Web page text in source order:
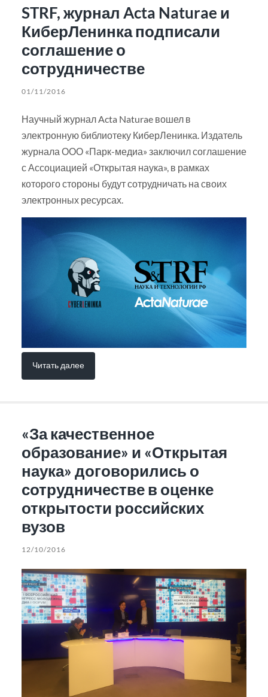
STRF, журнал Acta Naturae и
КиберЛенинка подписали
соглашение о
сотрудничестве
01/11/2016
Научный журнал Acta Naturae вошел в
электронную библиотеку КиберЛенинка. Издатель
журнала ООО «Парк-медиа» заключил соглашение
с Ассоциацией «Открытая наука», в рамках
которого стороны будут сотрудничать на своих
электронных ресурсах.
Читать далее
«За качественное
образование» и «Открытая
наука» договорились о
сотрудничестве в оценке
открытости российских
вузов
12/10/2016